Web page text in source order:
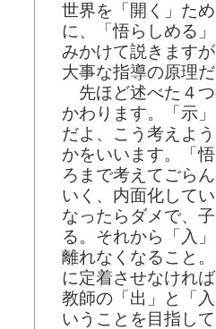
世界を「開く」た
に、「悟らしめる
みかけて説きます
大事な指導の原理
先ほど述べた４
かわります。「示
だよ、こう考えよ
かをいいます。「
ろまで考えてごら
いく、内面化して
なったらダメで、
る。それから「入
離れなくなること
に定着させなけれ
教師の「出」と「
いうことを目指し